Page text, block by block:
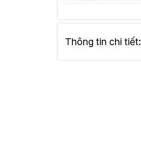
Thông tin chi tiết: